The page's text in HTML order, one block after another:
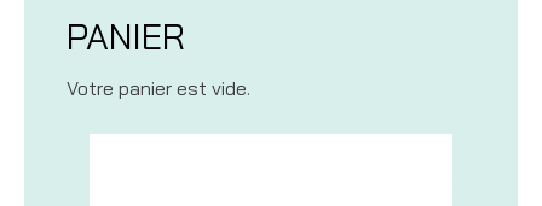
PANIER
Votre panier est vide.